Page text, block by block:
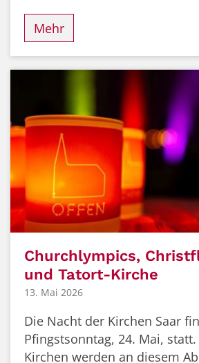
Mehr
Churchlympics,
und Tatort-Kirche
13. Mai 2026
Die Nacht der Kirchen Saar
Pfingstsonntag, 24. Mai,
Kirchen werden an diesem